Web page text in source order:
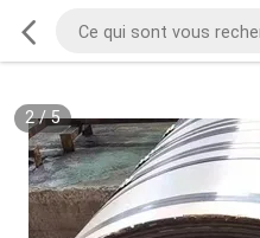
2/5